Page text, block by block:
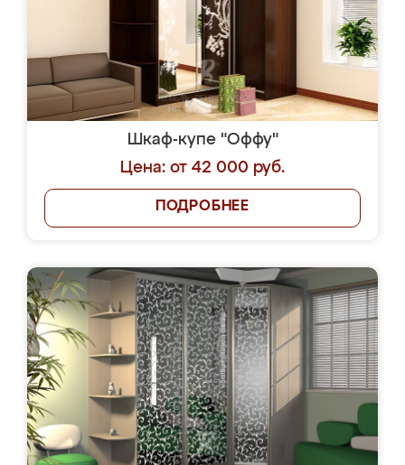
Шкаф-купе "Оффу"
Цена: от 42 000 руб.
ПОДРОБНЕЕ